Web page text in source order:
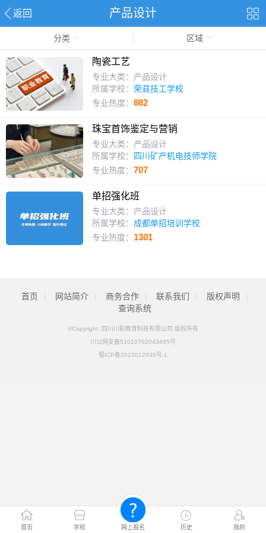
返回 产品设计
首页 学校 网上报名 历史 我的
分类 区域
陶瓷工艺
专业大类：产品设计
所属学校： 荣县技工学校
专业热度： 882
珠宝首饰鉴定与营销
专业大类：产品设计
所属学校：
四川矿产机电技师学院
专业热度： 707
单招强化班
专业大类：产品设计
所属学校： 成都单招培训学校
专业热度： 1301
首页 网站简介 商务合作 联系我们 版权声明
查询系统
©Copyright 四川川职教育科技有限公司 版权所有
川公网安备51010702043495号
蜀ICP备2023012938号-1